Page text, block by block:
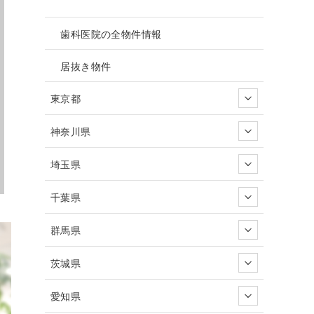
歯科医院の全物件情報
居抜き物件
東京都
神奈川県
埼玉県
千葉県
群馬県
茨城県
愛知県